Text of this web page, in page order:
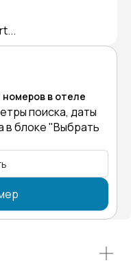
в отеле
поиска, даты
в блоке "Выбрать